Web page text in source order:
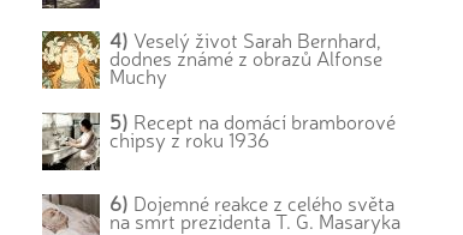
4) Veselý život Sarah Bernhard,
dodnes známé z obrazů Alfonse
Muchy
5) Recept na domácí bramborové
chipsy z roku 1936
6) Dojemné reakce z celého světa
na smrt prezidenta T. G. Masaryka